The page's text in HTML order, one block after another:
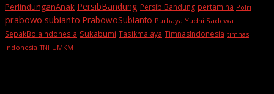
PerlindunganAnak PersibBandung Persib Bandung pertamina Polri
prabowo subianto PrabowoSubianto Purbaya Yudhi Sadewa
SepakBolaIndonesia Sukabumi Tasikmalaya TimnasIndonesia timnas
indonesia TNI UMKM